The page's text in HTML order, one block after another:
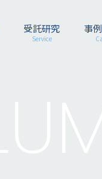
受託研究
Service
事